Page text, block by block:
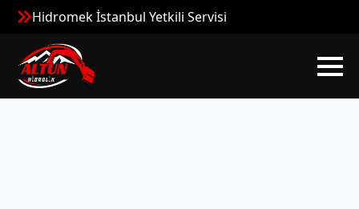
Hidromek İstanbul Yetkili Servisi